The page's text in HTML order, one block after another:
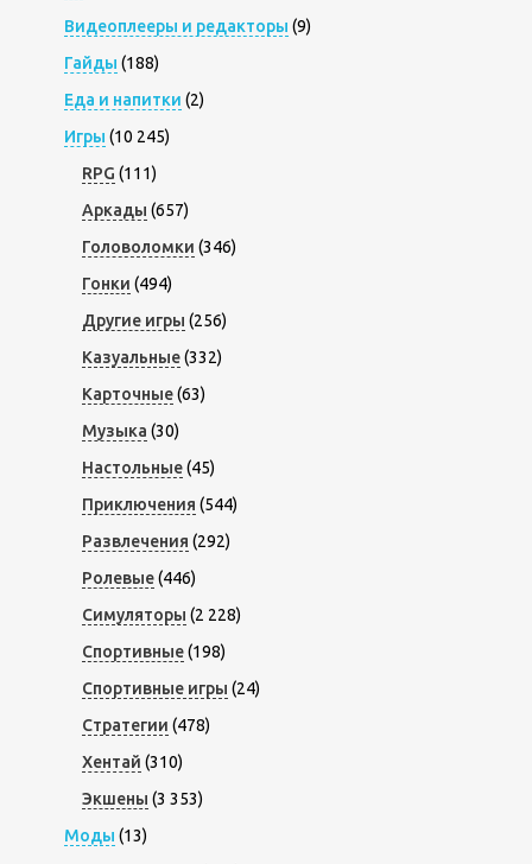
Видеоплееры и редакторы (9)
Гайды (188)
Еда и напитки (2)
Игры (10 245)
RPG (111)
Аркады (657)
Головоломки (346)
Гонки (494)
Другие игры (256)
Казуальные(332)
Карточные(63)
Музыка (30)
Настольные(45)
Приключения (544)
Развлечения (292)
Ролевые(446)
Симуляторы (2 228)
Спортивные(198)
Спортивные игры (24)
Стратегии (478)
Хентай (310)
Экшены (3 353)
Моды (13)